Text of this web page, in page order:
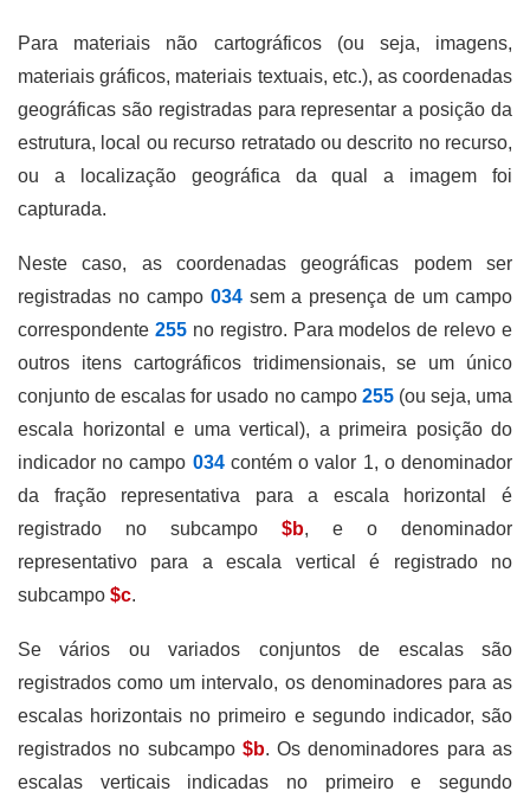
Para materiais não cartográficos (ou seja, imagens,
materiais gráficos, materiais textuais, etc.), as coordenadas
geográficas são registradas para representar a posição da
estrutura, local ou recurso retratado ou descrito no recurso,
ou a localização geográfica da qual a imagem foi
capturada.
Neste caso, as coordenadas geográficas podem ser
registradas no campo 034sem a presença de um campo
correspondente 255no registro. Para modelos de relevo e
outros itens cartográficos tridimensionais, se um único
conjunto de escalas for usado no campo 255(ou seja, uma
escala horizontal e uma vertical), a primeira posição do
indicador no campo 034contém o valor 1, o denominador
da fração representativa para a escala horizontal é
registrado no subcampo $b, e o denominador
representativo para a escala vertical é registrado no
subcampo $c.
Se vários ou variados conjuntos de escalas são
registrados como um intervalo, os denominadores para as
escalas horizontais no primeiro e segundo indicador, são
registrados no subcampo $b. Os denominadores para as
escalas verticais indicadas no primeiro e segundo